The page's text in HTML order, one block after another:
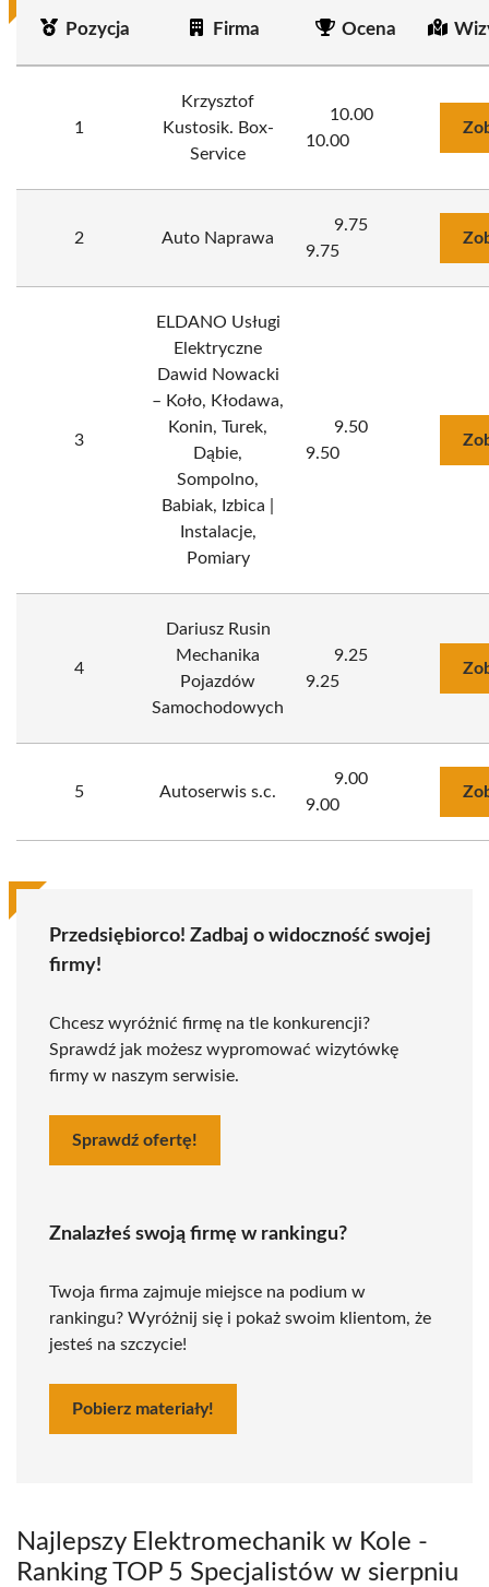
Pozycja Firma Ocena
1
Krzysztof
Kustosik. Box-
Service
10.00
10.00
2 Auto Naprawa
9.75
9.75
3
ELDANO Usługi
Elektryczne
Dawid Nowacki
– Koło, Kłodawa,
Konin, Turek,
Dąbie,
Sompolno,
Babiak, Izbica |
Instalacje,
Pomiary
9.50
9.50
4
Dariusz Rusin
Mechanika
Pojazdów
Samochodowych
9.25
9.25
5 Autoserwis s.c.
9.00
9.00
Przedsiębiorco! Zadbaj o widoczność swojej
firmy!
Chcesz wyróżnić firmę na tle konkurencji?
Sprawdź jak możesz wypromować wizytówkę
firmy w naszym serwisie.
Sprawdź ofertę!
Znalazłeś swoją firmę w rankingu?
Twoja firma zajmuje miejsce na podium w
rankingu? Wyróżnij się i pokaż swoim klientom, że
jesteś na szczycie!
Pobierz materiały!
Najlepszy Elektromechanik w Kole -
Ranking TOP 5 Specjalistów w sierpniu